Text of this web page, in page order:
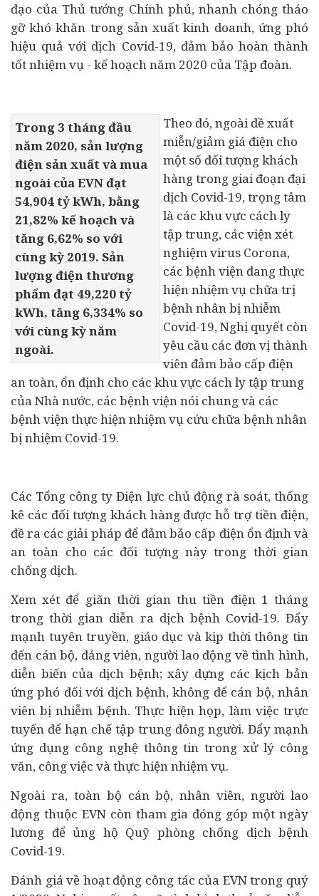
đạo của Thủ tướng Chính phủ, nhanh chóng tháo
gỡ khó khăn trong sản xuất kinh doanh, ứng phó
hiệu quả với dịch Covid-19, đảm bảo hoàn thành
tốt nhiệm vụ - kế hoạch năm 2020 của Tập đoàn.
Trong 3 tháng đầu
năm 2020, sản lượng
điện sản xuất và mua
ngoài của EVN đạt
54,904 tỷ kWh, bằng
21,82% kế hoạch và
tăng 6,62% so với
cùng kỳ 2019. Sản
lượng điện thương
phẩm đạt 49,220 tỷ
kWh, tăng 6,334% so
với cùng kỳ năm
ngoài.
Theo đó, ngoài đề xuất
miễn/giảm giá điện cho
một số đối tượng khách
hàng trong giai đoạn đại
dịch Covid-19, trọng tâm
là các khu vực cách ly
tập trung, các viện xét
nghiệm virus Corona,
các bệnh viện đang thực
hiện nhiệm vụ chữa trị
bệnh nhân bị nhiễm
Covid-19, Nghị quyết còn
yêu cầu các đơn vị thành
viên đảm bảo cấp điện
an toàn, ổn định cho các khu vực cách ly tập trung
của Nhà nước, các bệnh viện nói chung và các
bệnh viện thực hiện nhiệm vụ cứu chữa bệnh nhân
bị nhiệm Covid-19.
Các Tổng công ty Điện lực chủ động rà soát, thống
kê các đối tượng khách hàng được hỗ trợ tiền điện,
đề ra các giải pháp để đảm bảo cấp điện ổn định và
an toàn cho các đối tượng này trong thời gian
chống dịch.
Xem xét để giãn thời gian thu tiền điện 1 tháng
trong thời gian diễn ra dịch bệnh Covid-19. Đẩy
mạnh tuyên truyền, giáo dục và kịp thời thông tin
đến cán bộ, đảng viên, người lao động về tình hình,
diễn biến của dịch bệnh; xây dựng các kịch bản
ứng phó đối với dịch bệnh, không để cán bộ, nhân
viên bị nhiễm bệnh. Thực hiện họp, làm việc trực
tuyến để hạn chế tập trung đông người. Đẩy mạnh
ứng dụng công nghệ thông tin trong xử lý công
văn, công việc và thực hiện nhiệm vụ.
Ngoài ra, toàn bộ cán bộ, nhân viên, người lao
động thuộc EVN còn tham gia đóng góp một ngày
lương để ủng hộ Quỹ phòng chống dịch bệnh
Covid-19.
Đánh giá về hoạt động công tác của EVN trong quý